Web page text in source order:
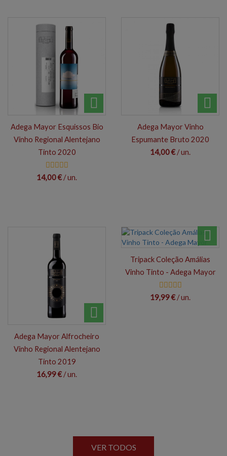
Adega Mayor Esquissos Bio
Vinho Regional Alentejano
Tinto 2020
14,00 €/ un.
Adega Mayor Vinho
Espumante Bruto 2020
14,00 €/ un.
Adega Mayor Alfrocheiro
Vinho Regional Alentejano
Tinto 2019
16,99 €/ un.
Tripack Coleção Amálias
Vinho Tinto - Adega Mayor
19,99 €/ un.
VER TODOS